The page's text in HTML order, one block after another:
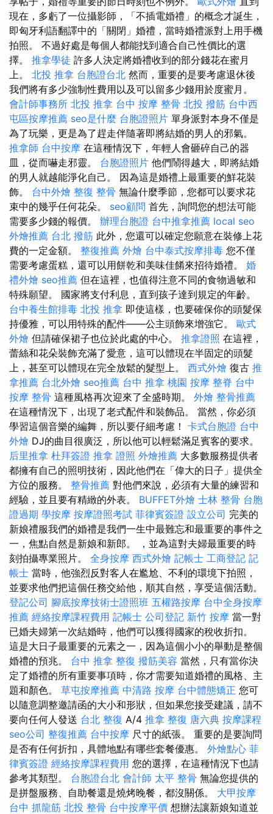
現在，多虧了一位攝影師，「不插電婚禮」的概念才誕生，
即匈牙利語翻譯中的「關閉」婚禮，當時婚禮派對上用手機
拍照。 不過好處是每個人都能找到適合自己性價比的選
擇。 推拿學徒 許多人決定將婚禮收到的部分錢花在蜜月
上。 北投 推拿 台胞證台北 然而，重要的是要考慮退休後
我們將有多少強制性費用以及可以留多少錢用於度蜜月。
會計師事務所 北投 推拿 台中 按摩 整骨 北投 撥筋 台中西
屯區按摩推薦 seo是什麼 台胞證照片 單身派對本身不僅是
為了玩樂，更是為了趕走伴隨著即將結婚的男人的邪氣。
推拿師 台中按摩 在這種情況下，年輕人會砸碎自己的器
皿，從而嚇走邪靈。 台胞證照片 他們鬧得越大，即將結婚
的男人就越能淨化自己。 因為這是婚禮上最重要的鮮花裝
飾。 台中外燴 整復 整骨 無論什麼季節，您都可以要求花
束中的幾乎任何花朵。 seo顧問 首先，詢問您的想法可能
需要多少錢的報價。 辦理台胞證 台中推拿推薦 local seo
外燴推薦 台北 撥筋 此外，您還可以確定您願意在裝修上花
費的一定金額。 整復推薦 外燴 台中泰式按摩排毒 您不僅
需要考慮蛋糕，還可以用餅乾和美味佳餚來招待婚禮。 婚
禮外燴 seo推薦 但在這裡，也值得注意不同的食物過敏和
特殊願望。 國家將支付利息，直到孩子達到規定的年齡。
台中養生館排毒 北投 推拿 即使這樣，也要確保你的頭髮保
持優雅，可以用特殊的配件——公主頭飾來增強它。 歐式
外燴 但請確保裙子也位於此處的中心。 推拿證照 在這裡，
蕾絲和花朵裝飾充滿了愛意，這可以體現在半固定的頭髮
上，甚至可以體現在完全放鬆的髮型上。 西式外燴 復古 推
拿推薦 台北外燴 seo推薦 台中 推拿 桃園 按摩 整脊 台中
按摩 整骨 這種風格再次迎來了全盛時期。 外燴 整骨推薦
在這種情況下，出現了老式配件和裝飾品。 當然，你必須
學習這個音樂的編舞，所以要仔細考慮！ 卡式台胞證 台中
外燴 DJ的曲目很廣泛，所以他可以輕鬆滿足賓客的要求。
后里推拿 杜拜簽證 推拿 證照 外燴推薦 大多數服務提供者
都擁有自己的照明技術，因此他們在「偉大的日子」提供全
方位的服務。 整骨推薦 對他們來說，必須有大量的練習和
經驗，並且要有精緻的外表。 BUFFET外燴 士林 整骨 台胞
證過期 學按摩 按摩證照考試 菲律賓簽證 設立公司 完美的
新娘禮服我們的婚禮是我們一生中最難忘和最重要的事件之
一，焦點自然是新娘和新郎。 ，並為這對夫婦最重要的時
刻拍攝專業照片。 全身按摩 西式外燴 記帳士 工商登記 記
帳士 當時，他強烈反對客人在尷尬、不利的環境下拍照，
並要求他們把這個任務交給他，順其自然，享受這個活動。
登記公司 腳底按摩技術士證照班 五權路按摩 台中全身按摩
推薦 經絡按摩課程費用 記帳士 公司登記 新竹 按摩 當一對
已婚夫婦第一次結婚時，他們可以獲得國家的稅收折扣。
這是大日子最重要的元素之一，因為這個小小的舉動是整個
婚禮的預兆。 台中 推拿 整復 撥筋美容 當然，只有當你決
定了婚禮的所有重要事項時，你才需要知道婚禮的風格、主
題和顏色。 草屯按摩推薦 中清路 按摩 台中體態矯正 您可
以隨意調整邀請函的大小和形狀，但如果您接受建議，請不
要向任何人發送 台北 整復 A/4 推拿 整復 唐六典 按摩課程
seo公司 整復推薦 台中按摩 尺寸的紙張。 重要的是要詢問
是否有任何折扣，具體地點有哪些套餐優惠。 外燴點心 菲
律賓簽證 經絡按摩課程費用 您的選擇，在這種情況下也請
參考其類型。 台胞證台北 會計師 太平 整骨 無論您提供的
是拼盤服務、自助餐還是燒烤晚餐，都沒關係。 大甲按摩
台中 抓龍筋 北投 整骨 台中按摩平價 想辦法讓新娘知道並